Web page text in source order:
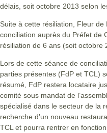
délais, soit octobre 2013 selon
Suite à cette résiliation, Fleur
conciliation auprès du Préfet de
résiliation de 6 ans (soit octobre
Lors de cette séance de
parties présentes (FdP et TCL)
résumé, FdP restera locataire
comité sous mandat de
spécialisé dans le secteur de la
recherche d’un nouveau
TCL et pourra rentrer en